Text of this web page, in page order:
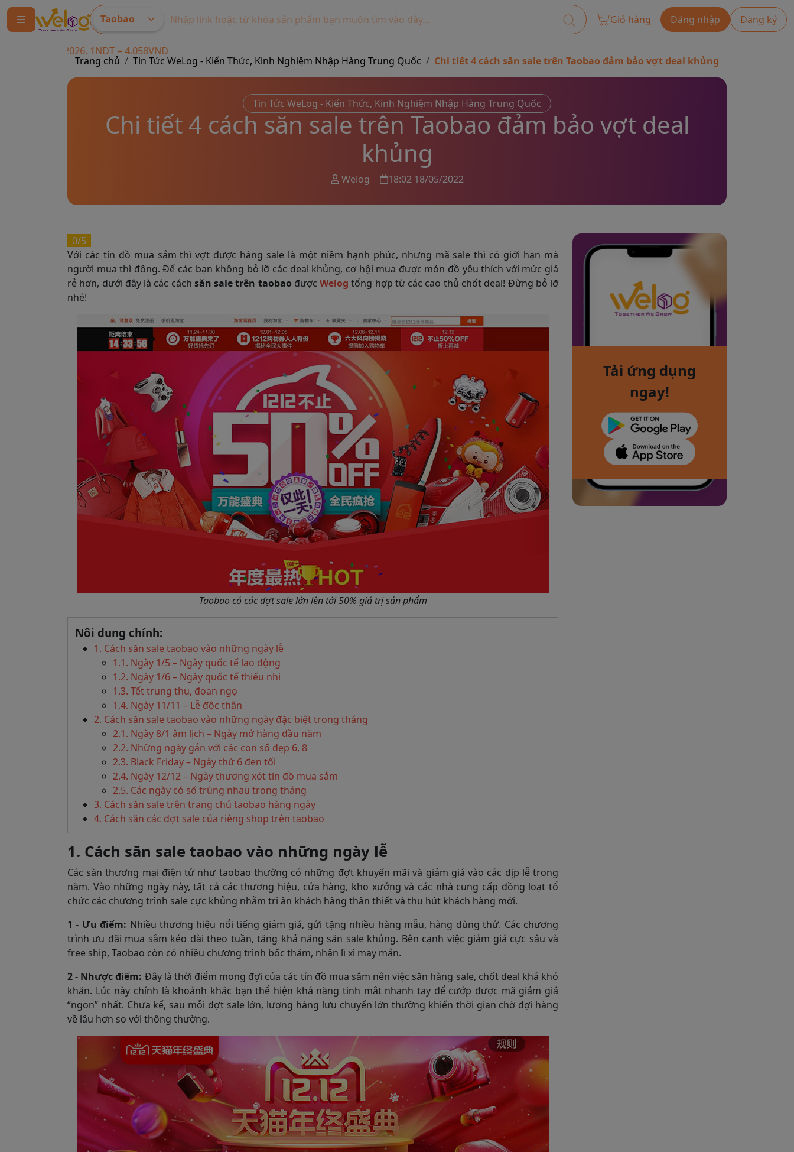
Taobao Giỏ hàng Đăng nhập Đăng ký
= 4.058VNĐ
Trang chủ Tin Tức WeLog - Kiến Thức, Kinh Nghiệm Nhập Hàng Trung Quốc Chi tiết 4 cách săn sale trên Taobao đảm bảo vợt deal khủng
Tin Tức WeLog - Kiến Thức, Kinh Nghiệm Nhập Hàng Trung Quốc
Chi tiết 4 cách săn sale trên Taobao đảm bảo vợt deal
khủng
Welog 18:02 18/05/2022
Tải ứng dụng
ngay!
0/5
Với các tín đồ mua sắm thì vợt được hàng sale là một niềm hạnh phúc, nhưng mã sale thì có giới hạn mà
người mua thì đông. Để các bạn không bỏ lỡ các deal khủng, cơ hội mua được món đồ yêu thích với mức giá
rẻ hơn, dưới đây là các cách săn sale trên taobao đượcWelog tổng hợp từ các cao thủ chốt deal! Đừng bỏ lỡ
nhé!
Taobao có các đợt sale lớn lên tới 50% giá trị sản phẩm
Nôi dung chính:
1. Cách săn sale taobao vào những ngày lễ
1.1. Ngày 1/5 – Ngày quốc tế lao động
1.2. Ngày 1/6 – Ngày quốc tế thiếu nhi
1.3. Tết trung thu, đoan ngọ
1.4. Ngày 11/11 – Lễ độc thân
2. Cách săn sale taobao vào những ngày đặc biệt trong tháng
2.1. Ngày 8/1 âm lịch – Ngày mở hàng đầu năm
2.2. Những ngày gắn với các con số đẹp 6, 8
2.3. Black Friday – Ngày thứ 6 đen tối
2.4. Ngày 12/12 – Ngày thương xót tín đồ mua sắm
2.5. Các ngày có số trùng nhau trong tháng
3. Cách săn sale trên trang chủ taobao hàng ngày
4. Cách săn các đợt sale của riêng shop trên taobao
1. Cách săn sale taobao vào những ngày lễ
Các sàn thương mại điện tử như taobao thường có những đợt khuyến mãi và giảm giá vào các dịp lễ trong
năm. Vào những ngày này, tất cả các thương hiệu, cửa hàng, kho xưởng và các nhà cung cấp đồng loạt tổ
chức các chương trình sale cực khủng nhằm tri ân khách hàng thân thiết và thu hút khách hàng mới.
1 - Ưu điểm: Nhiều thương hiệu nổi tiếng giảm giá, gửi tặng nhiều hàng mẫu, hàng dùng thử. Các chương
trình ưu đãi mua sắm kéo dài theo tuần, tăng khả năng săn sale khủng. Bên cạnh việc giảm giá cực sâu và
free ship, Taobao còn có nhiều chương trình bốc thăm, nhận lì xì may mắn.
2 - Nhược điểm: Đây là thời điểm mong đợi của các tín đồ mua sắm nên việc săn hàng sale, chốt deal khá khó
khăn. Lúc này chính là khoảnh khắc bạn thể hiện khả năng tinh mắt nhanh tay để cướp được mã giảm giá
“ngon” nhất. Chưa kể, sau mỗi đợt sale lớn, lượng hàng lưu chuyển lớn thường khiến thời gian chờ đợi hàng
về lâu hơn so với thông thường.